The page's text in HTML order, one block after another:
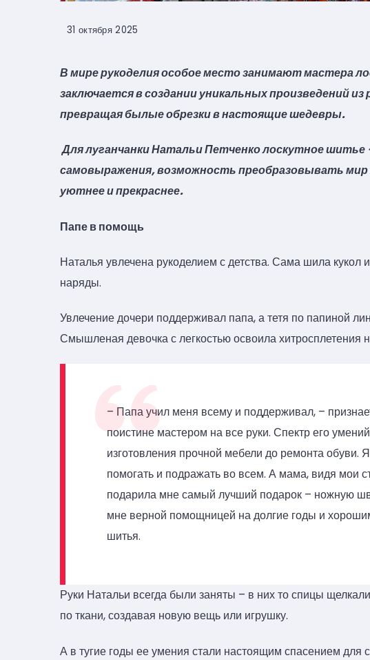
31 октября 2025
В мире рукоделия особое место занимают мастера
заключается в создании уникальных произведений
превращая былые обрезки в настоящие шедевры.
Для луганчанки Натальи Петченко лоскутное шитье
самовыражения, возможность преобразовывать мир
уютнее и прекраснее.
Папе в помощь
Наталья увлечена рукоделием с детства. Сама шила
наряды.
Увлечение дочери поддерживал папа, а тетя по папиной
Смышленая девочка с легкостью освоила хитросплетения
– Папа учил меня всему и поддерживал, –
поистине мастером на все руки. Спектр его
изготовления прочной мебели до ремонта обуви.
помогать и подражать во всем. А мама, видя мои
подарила мне самый лучший подарок – ножную
мне верной помощницей на долгие годы и
шитья.
Руки Натальи всегда были заняты – в них то спицы
по ткани, создавая новую вещь или игрушку.
А в тугие годы ее умения стали настоящим спасением для